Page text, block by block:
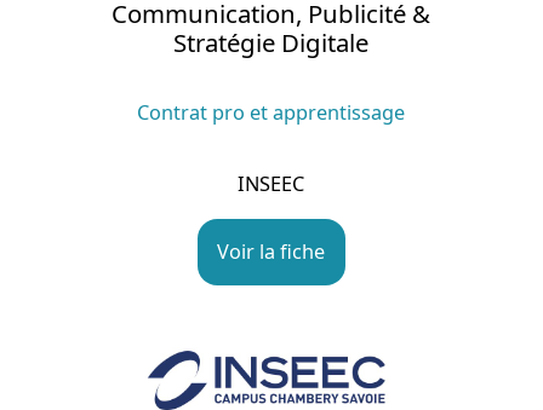
Communication, Publicité &
Stratégie Digitale
Contrat pro et apprentissage
INSEEC
Voir la fiche